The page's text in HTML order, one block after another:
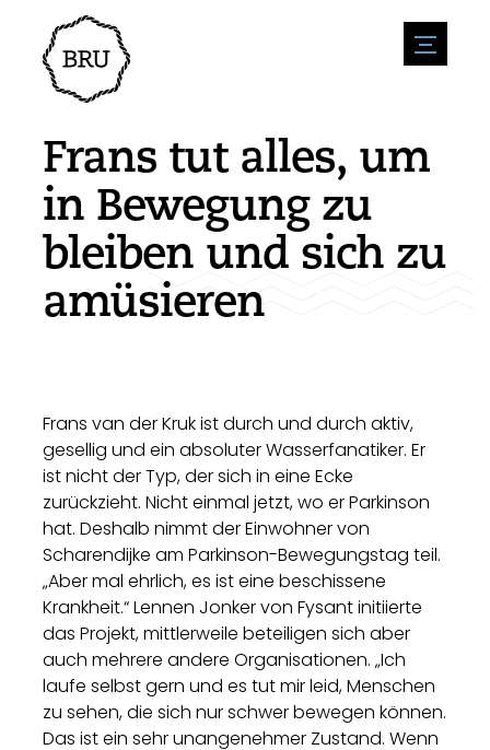
menu
Veranstaltungskalender
Veranstaltung anmelden
Übernachtung
Geschäfte
Natur & wasser
Sport
Sehenswürdigkeiten
Geschichte
Zugänglichkeit
Parken
Wohnumfeld
Um zu unternehmen
Stellenangebote
Stellenangebote veröffentlichen
Unternehmen
Nachrichtenübersicht
Neuigkeiten einreichen
Frans tut alles, um
in Bewegung zu
bleiben und sich zu
amüsieren
Frans van der Kruk ist durch und durch aktiv,
gesellig und ein absoluter Wasserfanatiker. Er
ist nicht der Typ, der sich in eine Ecke
zurückzieht. Nicht einmal jetzt, wo er Parkinson
hat. Deshalb nimmt der Einwohner von
Scharendijke am Parkinson-Bewegungstag teil.
„Aber mal ehrlich, es ist eine beschissene
Krankheit.“ Lennen Jonker von Fysant initiierte
das Projekt, mittlerweile beteiligen sich aber
auch mehrere andere Organisationen. „Ich
laufe selbst gern und es tut mir leid, Menschen
zu sehen, die sich nur schwer bewegen können.
Das ist ein sehr unangenehmer Zustand. Wenn